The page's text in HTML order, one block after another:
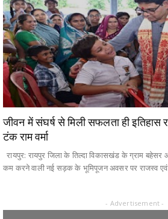
जीवन में संघर्ष से मिली सफलता ही इतिहास
टंक राम वर्मा
रायपुर: रायपुर जिला के तिल्दा विकासखंड के ग्राम बहेसर
कम करने वाली नई सड़क के भूमिपूजन अवसर पर राजस्व
- Advertisement -